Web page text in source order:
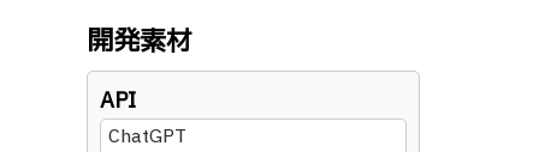
開発素材
API
ChatGPT